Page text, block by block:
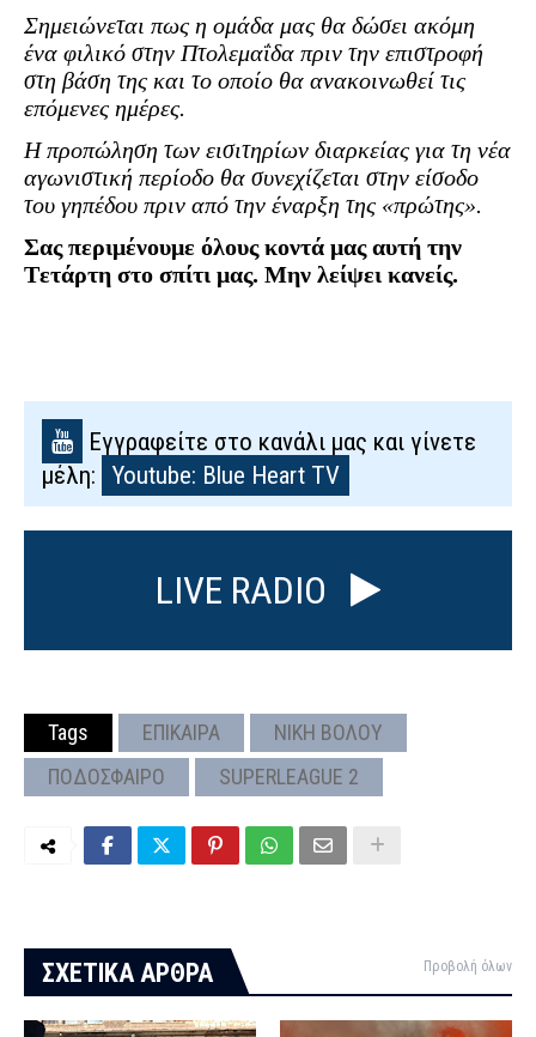
Σημειώνεται πως η ομάδα μας θα δώσει ακόμη
ένα φιλικό στην Πτολεμαΐδα πριν την επιστροφή
στη βάση της και το οποίο θα ανακοινωθεί τις
επόμενες ημέρες.
Η προπώληση των εισιτηρίων διαρκείας για τη νέα
αγωνιστική περίοδο θα συνεχίζεται στην είσοδο
του γηπέδου πριν από την έναρξη της «πρώτης».
Σας περιμένουμε όλους κοντά μας αυτή την
Τετάρτη στο σπίτι μας. Μην λείψει κανείς.
Εγγραφείτε στο κανάλι μας και γίνετε
μέλη:
Youtube: Blue Heart TV
LIVE RADIO
Tags ΕΠΙΚΑΙΡΑ
ΝΙΚΗ ΒΟΛΟΥ
ΠΟΔΟΣΦΑΙΡΟ
SUPERLEAGUE 2
ΣΧΕΤΙΚΑ ΑΡΘΡΑ Προβολή όλων